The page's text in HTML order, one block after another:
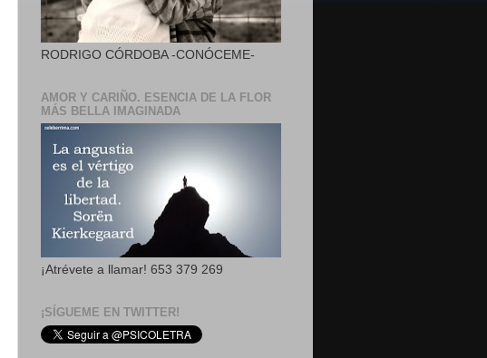
RODRIGO CÓRDOBA -CONÓCEME-
AMOR Y CARIÑO. ESENCIA DE LA FLOR
MÁS BELLA IMAGINADA
¡Atrévete a llamar! 653 379 269
¡SÍGUEME EN TWITTER!